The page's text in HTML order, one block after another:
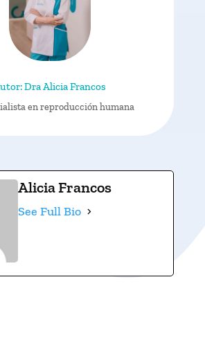
Dra Alicia Francos
en reproducción humana
Alicia Francos
See Full Bio